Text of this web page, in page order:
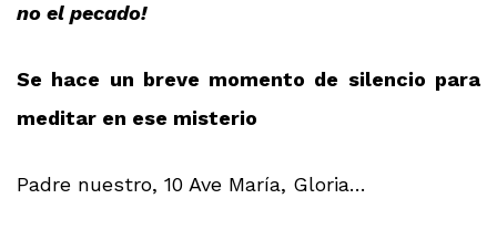
no el pecado!
Se hace un breve momento de silencio para
meditar en ese misterio
Padre nuestro, 10 Ave María, Gloria…